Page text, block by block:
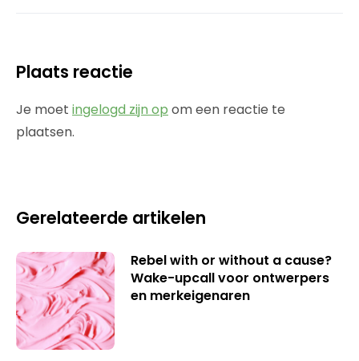
Plaats reactie
Je moet ingelogd zijn op om een reactie te
plaatsen.
Gerelateerde artikelen
Rebel with or without a cause?
Wake-upcall voor ontwerpers
en merkeigenaren